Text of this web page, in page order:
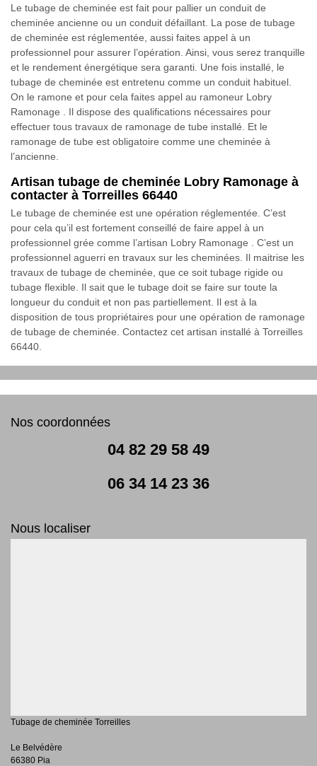
Le tubage de cheminée est fait pour pallier un conduit de
cheminée ancienne ou un conduit défaillant. La pose de tubage
de cheminée est réglementée, aussi faites appel à un
professionnel pour assurer l’opération. Ainsi, vous serez tranquille
et le rendement énergétique sera garanti. Une fois installé, le
tubage de cheminée est entretenu comme un conduit habituel.
On le ramone et pour cela faites appel au ramoneur Lobry
Ramonage . Il dispose des qualifications nécessaires pour
effectuer tous travaux de ramonage de tube installé. Et le
ramonage de tube est obligatoire comme une cheminée à
l’ancienne.
Artisan tubage de cheminée Lobry Ramonage à
contacter à Torreilles 66440
Le tubage de cheminée est une opération réglementée. C’est
pour cela qu’il est fortement conseillé de faire appel à un
professionnel grée comme l’artisan Lobry Ramonage . C’est un
professionnel aguerri en travaux sur les cheminées. Il maitrise les
travaux de tubage de cheminée, que ce soit tubage rigide ou
tubage flexible. Il sait que le tubage doit se faire sur toute la
longueur du conduit et non pas partiellement. Il est à la
disposition de tous propriétaires pour une opération de ramonage
de tubage de cheminée. Contactez cet artisan installé à Torreilles
66440.
Nos coordonnées
04 82 29 58 49
06 34 14 23 36
Nous localiser
Tubage de cheminée Torreilles
Le Belvédère
66380 Pia